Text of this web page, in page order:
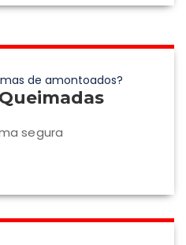
de amontoados?
segura